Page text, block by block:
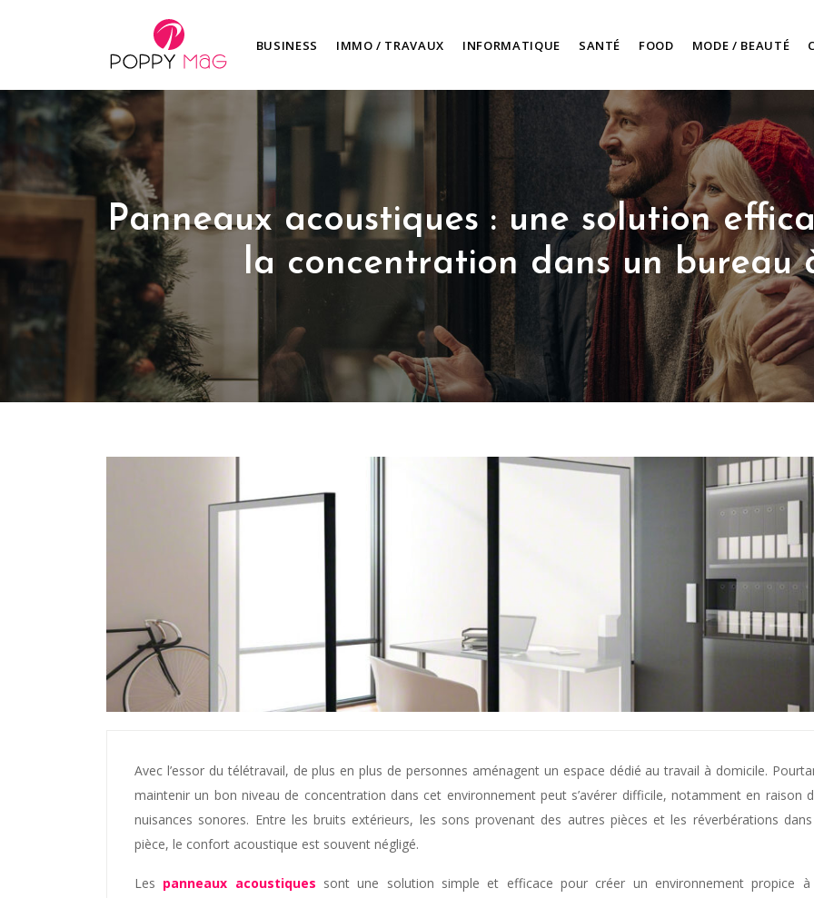
BUSINESS IMMO / TRAVAUX INFORMATIQUE SANTÉ FOOD MODE / BEAUTÉ
Panneaux acoustiques : une solution
la concentration dans un bureau
Avec l’essor du télétravail, de plus en plus de personnes aménagent un espace dédié au travail à domicile.
maintenir un bon niveau de concentration dans cet environnement peut s’avérer difficile, notamment en raison
nuisances sonores. Entre les bruits extérieurs, les sons provenant des autres pièces et les réverbérations
pièce, le confort acoustique est souvent négligé.
Les panneaux acoustiques sont une solution simple et efficace pour créer un environnement propice